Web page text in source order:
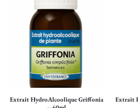
Extrait HydroAlcoolique Griffonia
Extrait